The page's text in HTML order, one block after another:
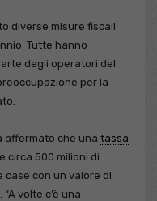
diverse misure fiscali
Tutte hanno
degli operatori del
per la
affermato che una tassa
circa 500 milioni di
case con un valore di
volte c’è una